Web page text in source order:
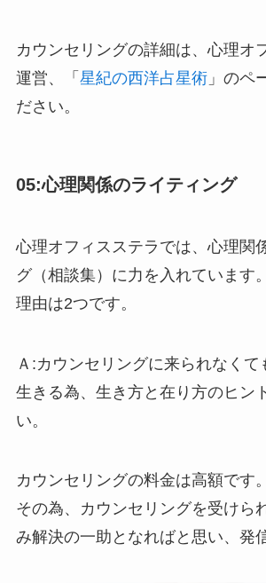
カウンセリングの詳細は、心理オ
運営、「 星紀の西洋占星術」のペ
ださい。
05:心理関係のライティング
心理オフィスステラでは、心理関
グ（相談集）に力を入れています。
理由は2つです。
Ａ:カウンセリングに来られなくて
生きる為、生き方と在り方のヒン
い。
カウンセリングの料金は高額です。
その為、カウンセリングを受けら
み解決の一助となればと思い、発